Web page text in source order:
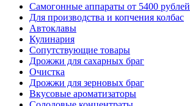
Самогонные аппараты от 5400 рублей
Для производства и копчения колбас
Автоклавы
Кулинария
Сопутствующие товары
Дрожжи для сахарных браг
Очистка
Дрожжи для зерновых браг
Вкусовые ароматизаторы